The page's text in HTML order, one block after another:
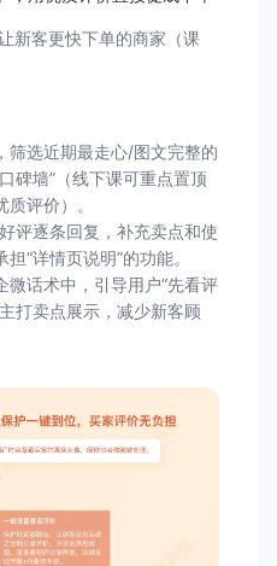
新客更快下单的商家（课
筛选近期最走心/图文完整的
碑墙”（线下课可重点置顶
评价）。
评逐条回复，补充卖点和使
“详情页说明”的功能。
微话术中，引导用户“先看评
打卖点展示，减少新客顾